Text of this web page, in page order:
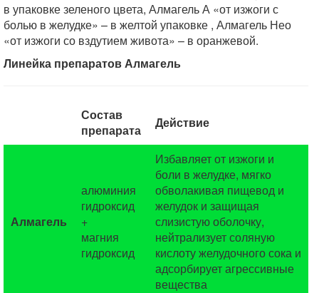
в упаковке зеленого цвета, Алмагель А «от изжоги с
болью в желудке» – в желтой упаковке , Алмагель Нео
«от изжоги со вздутием живота» – в оранжевой.
Линейка препаратов Алмагель
Состав
препарата
Действие
Алмагель
алюминия
гидроксид
+
магния
гидроксид
Избавляет от изжоги и
боли в желудке, мягко
обволакивая пищевод и
желудок и защищая
слизистую оболочку,
нейтрализует соляную
кислоту желудочного сока и
адсорбирует агрессивные
вещества